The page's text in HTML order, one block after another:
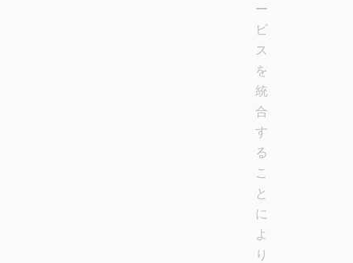
ー
ビ
ス
を
統
合
す
る
こ
と
に
よ
り